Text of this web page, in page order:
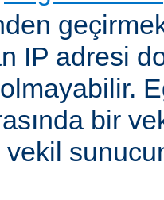
IP adresi
bir
vekil